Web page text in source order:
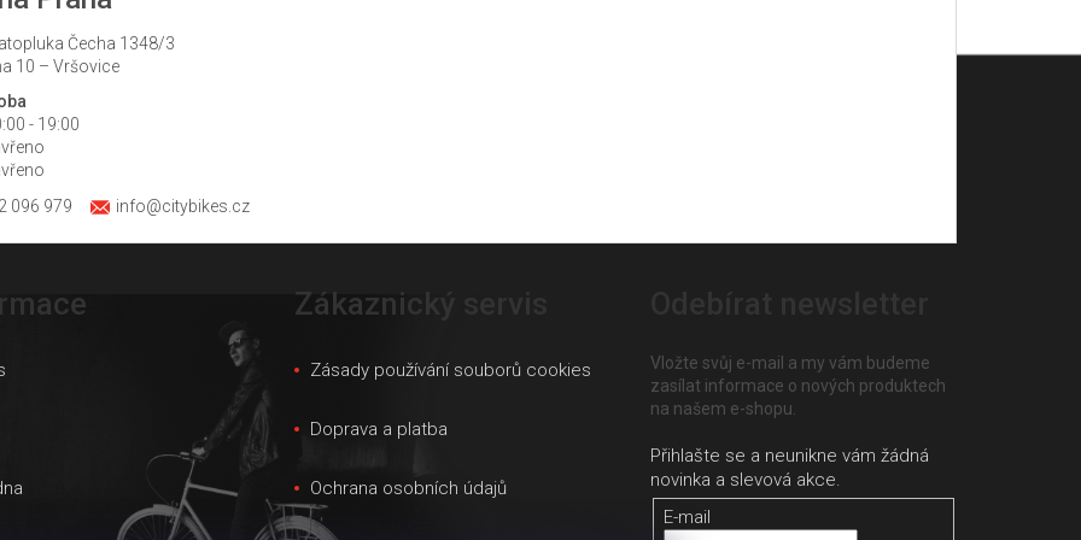
Čecha 1348/3
10 – Vršovice
- 19:00
096 979
info@citybikes.cz
Zákaznický servis
Zásady používání souborů cookies
Doprava a platba
Ochrana osobních údajů
Vložte svůj e-mail a my vám budeme
zasílat informace o nových produktech
na našem e-shopu.
E-mail